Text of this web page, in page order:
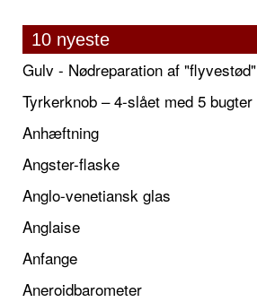
10 nyeste
Gulv - Nødreparation af "flyvestød"
Tyrkerknob – 4-slået med 5 bugter
Anhæftning
Angster-flaske
Anglo-venetiansk glas
Anglaise
Anfange
Aneroidbarometer